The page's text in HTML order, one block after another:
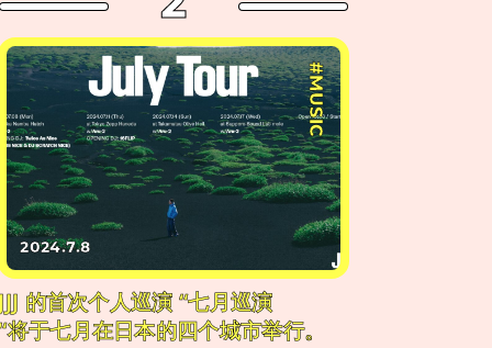
#MUSIC
2024.7.8
的首次个人巡演 “七月巡演
将于七月在日本的四个城市举行。